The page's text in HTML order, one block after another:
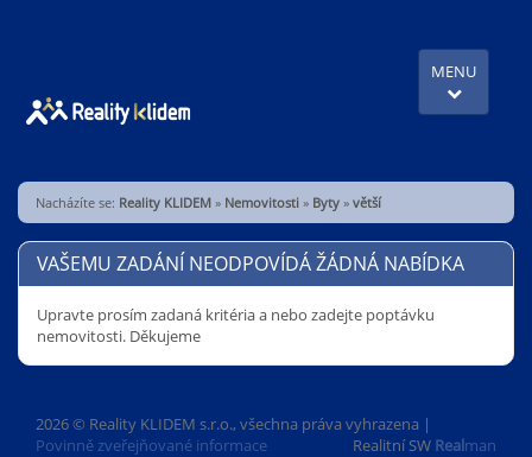
MENU
Nacházíte se: Reality KLIDEM » Nemovitosti » Byty » větší
VAŠEMU ZADÁNÍ NEODPOVÍDÁ ŽÁDNÁ NABÍDKA
Upravte prosím zadaná kritéria a nebo zadejte poptávku
nemovitosti. Děkujeme
2026 © Reality KLIDEM s.r.o., všechna práva vyhrazena |
Povinně zveřejňované informace
Realitní SW Realman